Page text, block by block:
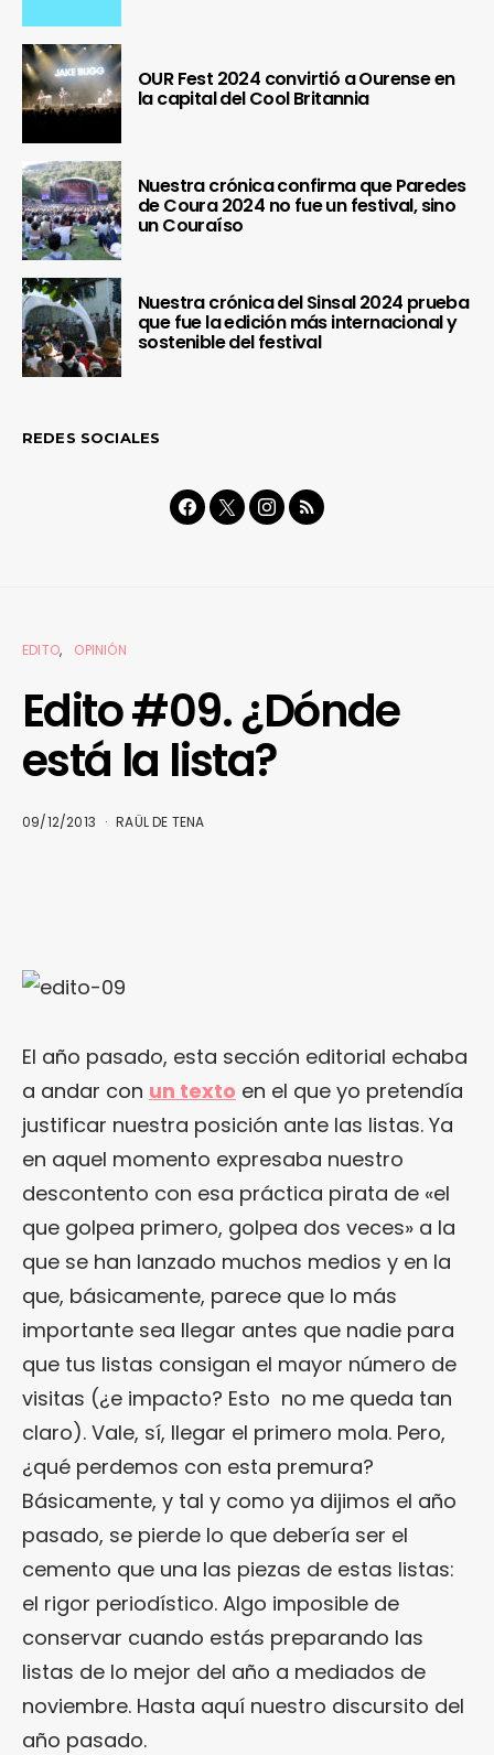
OUR Fest 2024 convirtió a Ourense en
la capital del Cool Britannia
Nuestra crónica confirma que Paredes
de Coura 2024 no fue un festival, sino
un Couraíso
Nuestra crónica del Sinsal 2024 prueba
que fue la edición más internacional y
sostenible del festival
REDES SOCIALES
EDITO OPINIÓN
Edito #09. ¿Dónde
está la lista?
09/12/2013 RAÜL DE TENA
El año pasado, esta sección editorial echaba
a andar con un texto en el que yo pretendía
justificar nuestra posición ante las listas. Ya
en aquel momento expresaba nuestro
descontento con esa práctica pirata de «el
que golpea primero, golpea dos veces» a la
que se han lanzado muchos medios y en la
que, básicamente, parece que lo más
importante sea llegar antes que nadie para
que tus listas consigan el mayor número de
visitas (¿e impacto? Esto no me queda tan
claro). Vale, sí, llegar el primero mola. Pero,
¿qué perdemos con esta premura?
Básicamente, y tal y como ya dijimos el año
pasado, se pierde lo que debería ser el
cemento que una las piezas de estas listas:
el rigor periodístico. Algo imposible de
conservar cuando estás preparando las
listas de lo mejor del año a mediados de
noviembre. Hasta aquí nuestro discursito del
año pasado.